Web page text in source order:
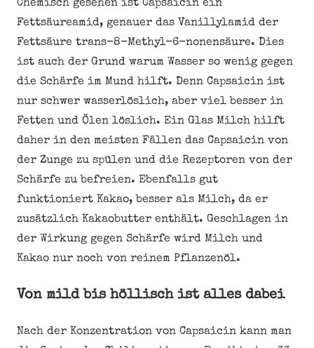
Chemisch gesehen ist Capsaicin ein
Fettsäureamid, genauer das Vanillylamid der
Fettsäure trans-8-Methyl-6-nonensäure. Dies
ist auch der Grund warum Wasser so wenig gegen
die Schärfe im Mund hilft. Denn Capsaicin ist
nur schwer wasserlöslich, aber viel besser in
Fetten und Ölen löslich. Ein Glas Milch hilft
daher in den meisten Fällen das Capsaicin von
der Zunge zu spülen und die Rezeptoren von der
Schärfe zu befreien. Ebenfalls gut
funktioniert Kakao, besser als Milch, da er
zusätzlich Kakaobutter enthält. Geschlagen in
der Wirkung gegen Schärfe wird Milch und
Kakao nur noch von reinem Pflanzenöl.
Von mild bis höllisch ist alles dabei
Nach der Konzentration von Capsaicin kann man